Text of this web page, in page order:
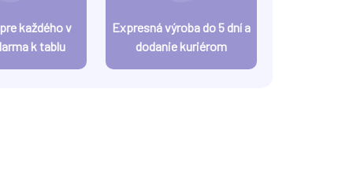
každého v
k tablu
Expresná výroba do 5 dní a
dodanie kuriérom